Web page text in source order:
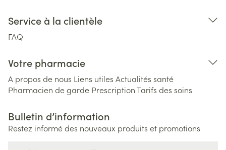
Service à la clientèle
FAQ
Votre pharmacie
A propos de nous Liens utiles Actualités santé
Pharmacien de garde PrescriptionTarifs des soins
Bulletin d’information
Restez informé des nouveaux produits et promotions